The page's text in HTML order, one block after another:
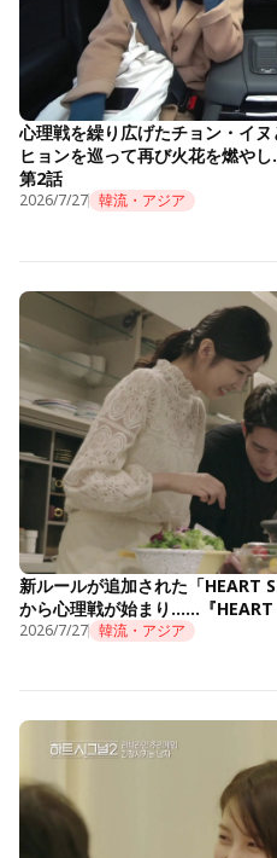
心理戦を繰り広げたチョン・イ
ヒョンを巡って再び火花を燃や
第2話
2026/7/27 韓流・アジア
新ルールが追加された「HEART
から心理戦が始まり……『
2026/7/27 韓流・アジア